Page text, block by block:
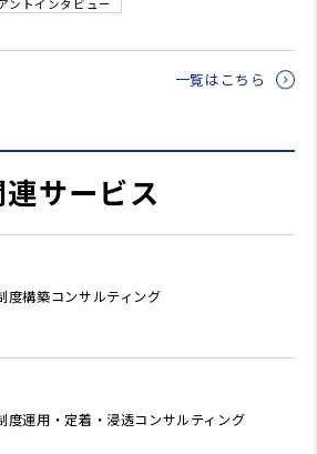
ントインタビュー
一覧はこちら
連サービス
度構築コンサルティング
度運用・定着・浸透コンサルティング